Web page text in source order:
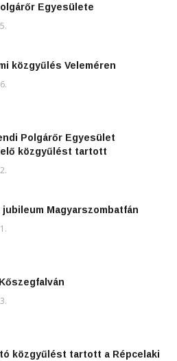
Egyesülete
közgyűlés Veleméren
Polgárőr Egyesület
közgyűlést tartott
jubileum Magyarszombatfán
közgyűlést tartott a Répcelaki